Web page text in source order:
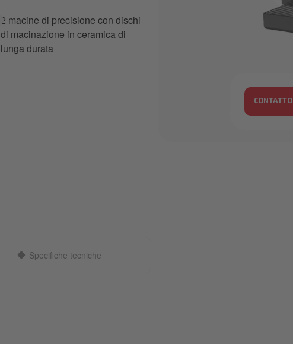
2 macine di precisione con dischi
di macinazione in ceramica di
lunga durata
CONTATTO
Specifiche tecniche